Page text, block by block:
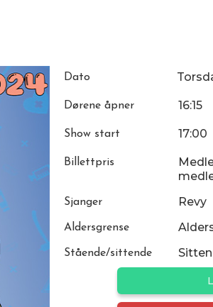
Dato
Dørene åpner 16:15
Show start 17:00
Billettpris
Sjanger Revy
Aldersgrense
Stående/sittende